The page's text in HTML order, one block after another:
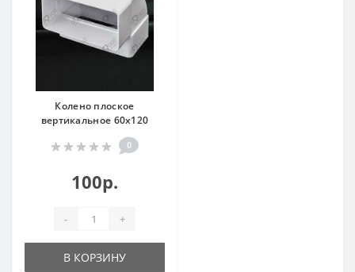
Колено плоское
вертикальное 60х120
0
100р.
- +
В КОРЗИНУ